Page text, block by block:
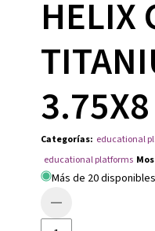
HELIX
Categorías: educational
educational platforms
Más de 20 disponibles